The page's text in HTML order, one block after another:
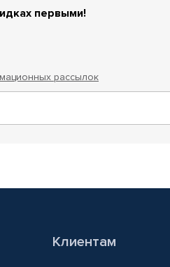
первыми!
рассылок
Клиентам